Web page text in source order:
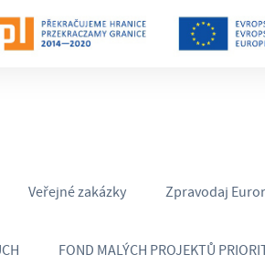
Veřejné zakázky Zpravodaj
FOND MALÝCH PROJEKTŮ